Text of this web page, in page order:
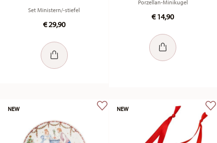
Set Ministern/-stiefel
€ 29,90
Porzellan-Minikugel
€ 14,90
NEW NEW